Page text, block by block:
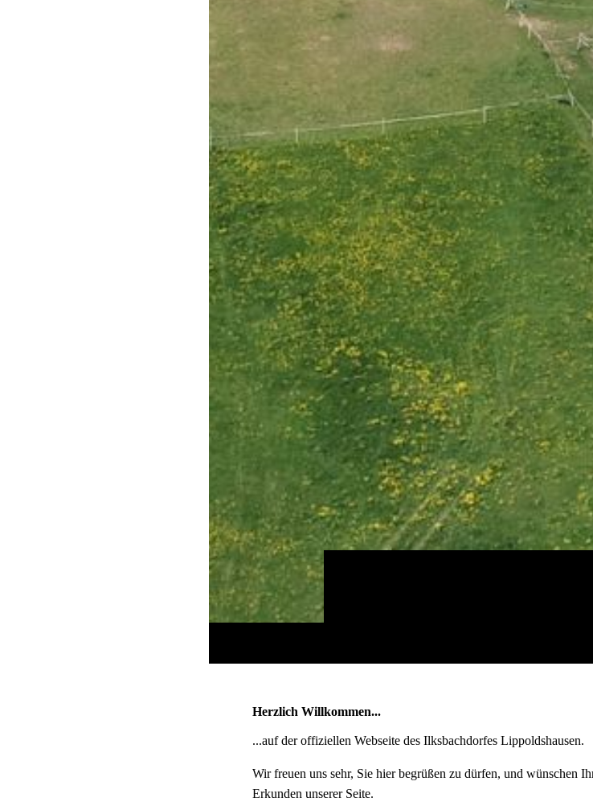
Herzlich Willkommen...
...auf der offiziellen Webseite des Ilksbachdorfes Lippoldshausen.
Wir freuen uns sehr, Sie hier begrüßen zu dürfen, und wünschen
Erkunden unserer Seite.